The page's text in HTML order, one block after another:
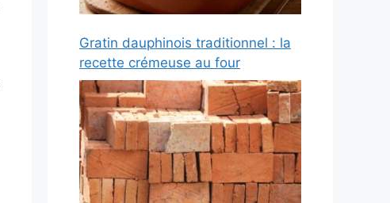
Gratin dauphinois traditionnel : la
recette crémeuse au four